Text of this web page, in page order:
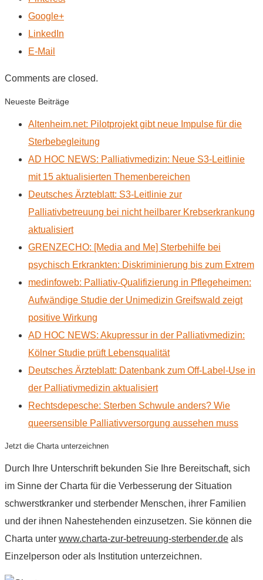
Google+
LinkedIn
E-Mail
Comments are closed.
Neueste Beiträge
Altenheim.net: Pilotprojekt gibt neue Impulse für die
Sterbebegleitung
AD HOC NEWS: Palliativmedizin: Neue S3-Leitlinie
mit 15 aktualisierten Themenbereichen
Deutsches Ärzteblatt: S3-Leitlinie zur
Palliativbetreuung bei nicht heilbarer Krebserkrankung
aktualisiert
GRENZECHO: [Media and Me] Sterbehilfe bei
psychisch Erkrankten: Diskriminierung bis zum Extrem
medinfoweb: Palliativ-Qualifizierung in Pflegeheimen:
Aufwändige Studie der Unimedizin Greifswald zeigt
positive Wirkung
AD HOC NEWS: Akupressur in der Palliativmedizin:
Kölner Studie prüft Lebensqualität
Deutsches Ärzteblatt: Datenbank zum Off-Label-Use in
der Palliativmedizin aktualisiert
Rechtsdepesche: Sterben Schwule anders? Wie
queersensible Palliativversorgung aussehen muss
Jetzt die Charta unterzeichnen
Durch Ihre Unterschrift bekunden Sie Ihre Bereitschaft, sich
im Sinne der Charta für die Verbesserung der Situation
schwerstkranker und sterbender Menschen, ihrer Familien
und der ihnen Nahestehenden einzusetzen. Sie können die
Charta unter www.charta-zur-betreuung-sterbender.de als
Einzelperson oder als Institution unterzeichnen.